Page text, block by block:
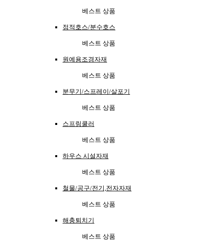
베스트 상품
점적호스/분수호스
베스트 상품
원예용조경자재
베스트 상품
분무기/스프레이/살포기
베스트 상품
스프링쿨러
베스트 상품
하우스 시설자재
베스트 상품
철물/공구/전기,전자자재
베스트 상품
해충퇴치기
베스트 상품